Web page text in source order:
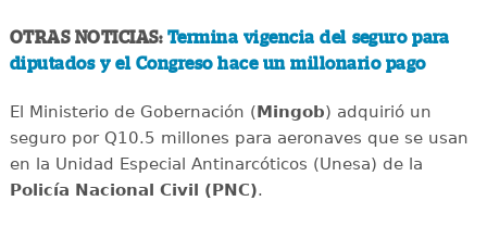
OTRAS NOTICIAS:Termina vigencia del seguro para
diputados y el Congreso hace un millonario pago
El Ministerio de Gobernación (Mingob) adquirió un
seguro por Q10.5 millones para aeronaves que se usan
en la Unidad Especial Antinarcóticos (Unesa) de la
Policía Nacional Civil (PNC).